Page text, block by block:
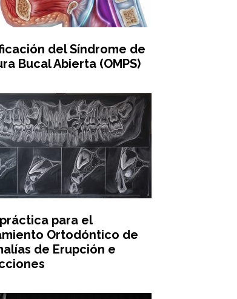
del Síndrome de
Bucal Abierta (OMPS)
para el
Ortodóntico de
de Erupción e